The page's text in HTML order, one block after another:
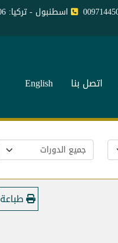
اسطنبول - تركيا: 00905395991206
اتصل بنا English
طباعة